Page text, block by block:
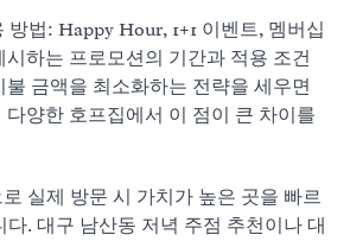
방법: Happy Hour, 1+1 이벤트, 멤버십
하는 프로모션의 기간과 적용 조건
불 금액을 최소화하는 전략을 세우면
다양한 호프집에서 이 점이 큰 차이를
실제 방문 시 가치가 높은 곳을 빠르
. 대구 남산동 저녁 주점 추천이나 대